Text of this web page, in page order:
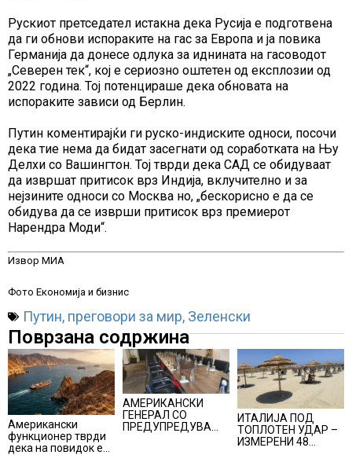
Рускиот претседател истакна дека Русија е подготвена
да ги обнови испораките на гас за Европа и ја повика
Германија да донесе одлука за иднината на гасоводот
„Северен тек“, кој е сериозно оштетен од експлозии од
2022 година. Тој потенцираше дека обновата на
испораките зависи од Берлин.
Путин коментирајќи ги руско-индиските односи, посочи
дека тие нема да бидат засегнати од соработката на Њу
Делхи со Вашингтон. Тој тврди дека САД се обидуваат
да извршат притисок врз Индија, вклучително и за
нејзините односи со Москва но, „бескорисно е да се
обидува да се изврши притисок врз премиерот
Нарендра Моди“.
Извор МИА
Фото Економија и бизнис
Путин, преговори за мир, Зеленски
Поврзана содржина
Американски
функционер тврди
дека на повидок е
АМЕРИКАНСКИ
ГЕНЕРАЛ СО
ПРЕДУПРЕДУВАЊЕ
ИТАЛИЈА ПОД
ТОПЛОТЕН УДАР –
ИЗМЕРЕНИ 48